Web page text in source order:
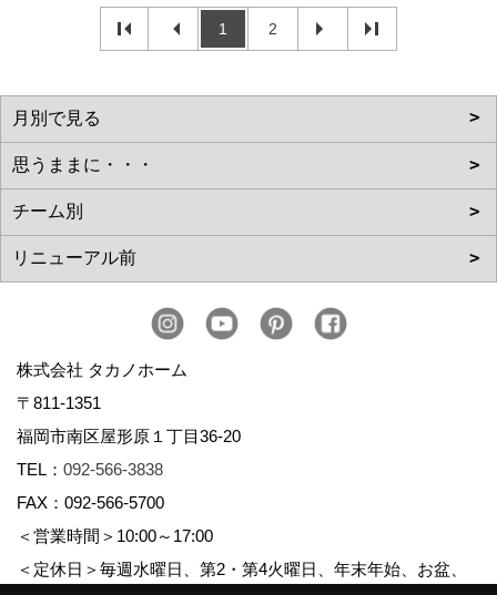
1 2
株式会社 タカノホーム
〒811-1351
福岡市南区屋形原１丁目36-20
TEL： 092-566-3838
FAX：092-566-5700
＜営業時間＞10:00～17:00
＜定休日＞毎週水曜日、第2・第4火曜日、年末年始、お盆、